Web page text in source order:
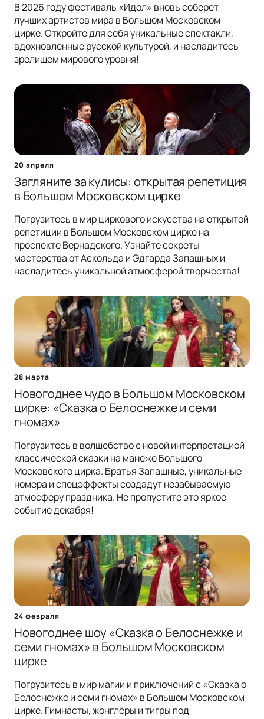
В 2026 году фестиваль «Идол» вновь соберет
лучших артистов мира в Большом Московском
цирке. Откройте для себя уникальные спектакли,
вдохновленные русской культурой, и насладитесь
зрелищем мирового уровня!
20 апреля
Загляните за кулисы: открытая репетиция
в Большом Московском цирке
Погрузитесь в мир циркового искусства на открытой
репетиции в Большом Московском цирке на
проспекте Вернадского. Узнайте секреты
мастерства от Аскольда и Эдгарда Запашных и
насладитесь уникальной атмосферой творчества!
28 марта
Новогоднее чудо в Большом Московском
цирке: «Сказка о Белоснежке и семи
гномах»
Погрузитесь в волшебство с новой интерпретацией
классической сказки на манеже Большого
Московского цирка. Братья Запашные, уникальные
номера и спецэффекты создадут незабываемую
атмосферу праздника. Не пропустите это яркое
событие декабря!
24 февраля
Новогоднее шоу «Сказка о Белоснежке и
семи гномах» в Большом Московском
цирке
Погрузитесь в мир магии и приключений с «Сказка о
Белоснежке и семи гномах» в Большом Московском
цирке. Гимнасты, жонглёры и тигры под